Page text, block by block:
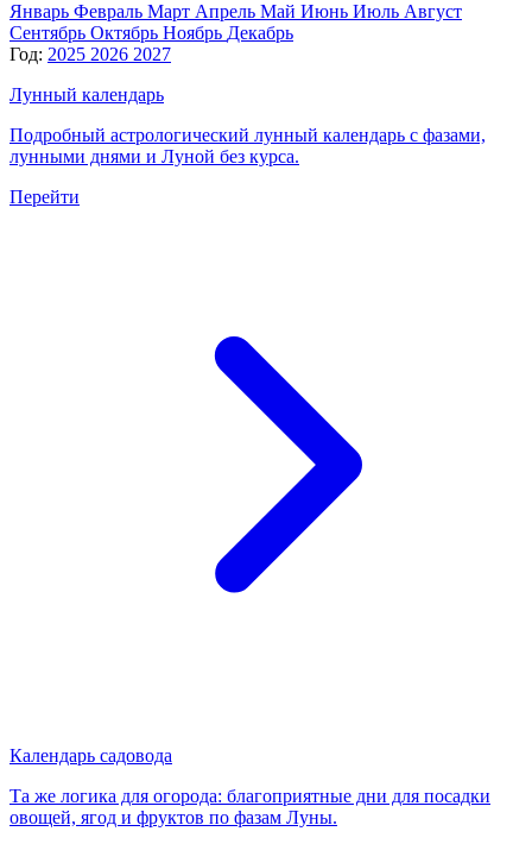
Январь Февраль Март Апрель Май Июнь Июль Август
Сентябрь Октябрь Ноябрь Декабрь
Год: 2025 2026 2027
Лунный календарь
Подробный астрологический лунный календарь с фазами,
лунными днями и Луной без курса.
Перейти
Календарь садовода
Та же логика для огорода: благоприятные дни для посадки
овощей, ягод и фруктов по фазам Луны.